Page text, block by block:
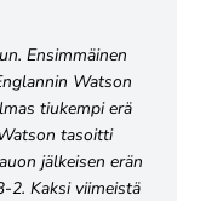
Ensimmäinen
Watson
tiukempi erä
tasoitti
jälkeisen erän
2. Kaksi viimeistä